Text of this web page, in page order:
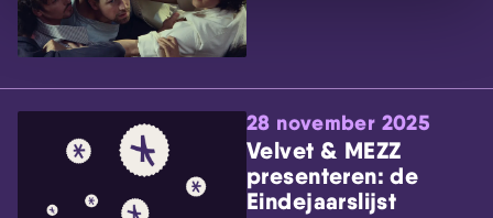
28 november 2025
Velvet & MEZZ
presenteren: de
Eindejaarslijst